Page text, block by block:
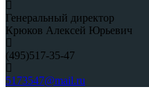
Генеральный директор
Крюков Алексей Юрьевич
(495)517-35-47
5173547@mail.ru